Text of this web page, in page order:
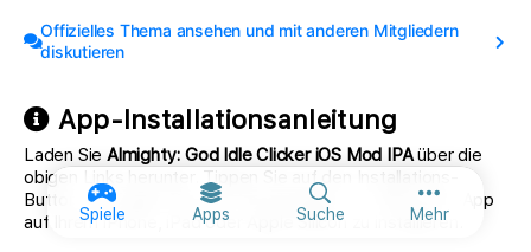
Spiele Apps Suche Mehr
Weitere
Offizielles Thema ansehen und mit anderen Mitgliedern
diskutieren
App-Installationsanleitung
Laden Sie Almighty: God Idle Clicker iOS Mod IPAüber die
obigen Links herunter. Tippen Sie auf den Installations-
Button und folgen Sie den Anweisungen, um diese iOS-App
auf Ihrem iPhone, iPad oder Apple Silicon zu installieren.